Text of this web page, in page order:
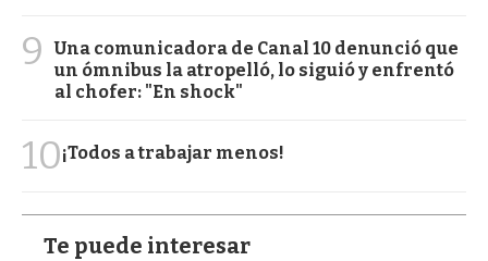
9
Una comunicadora de Canal 10 denunció que
un ómnibus la atropelló, lo siguió y enfrentó
al chofer: "En shock"
10¡Todos a trabajar menos!
Te puede interesar